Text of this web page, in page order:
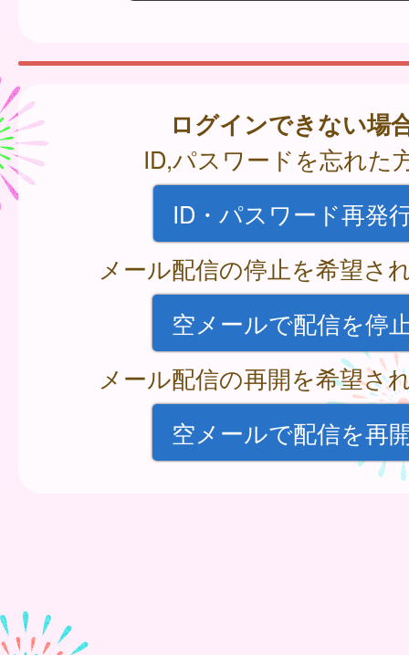
ログインできない場
ID,パスワードを忘れた
ID・パスワード再発
メール配信の停止を希望さ
空メールで配信を停
メール配信の再開を希望さ
空メールで配信を再